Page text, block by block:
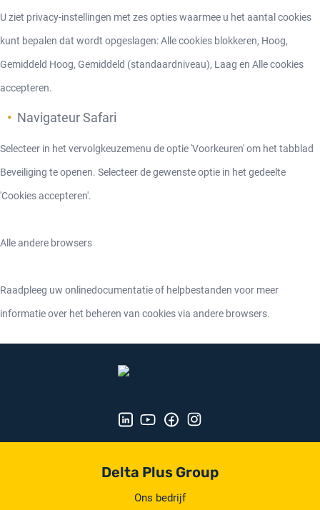
U ziet privacy-instellingen met zes opties waarmee u het aantal cookies
kunt bepalen dat wordt opgeslagen: Alle cookies blokkeren, Hoog,
Gemiddeld Hoog, Gemiddeld (standaardniveau), Laag en Alle cookies
accepteren.
Navigateur Safari
Selecteer in het vervolgkeuzemenu de optie 'Voorkeuren' om het tabblad
Beveiliging te openen. Selecteer de gewenste optie in het gedeelte
'Cookies accepteren'.
Alle andere browsers
Raadpleeg uw onlinedocumentatie of helpbestanden voor meer
informatie over het beheren van cookies via andere browsers.
Delta Plus Group
Ons bedrijf